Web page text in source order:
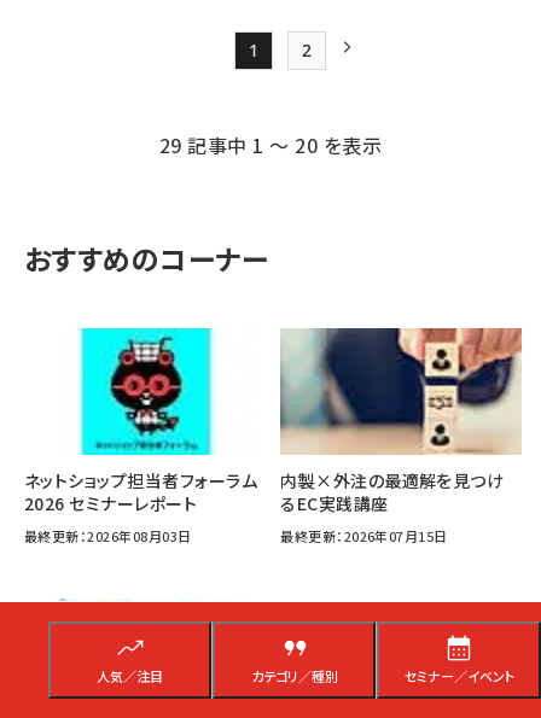
人気／注目 カテゴリ／種別 セミナー／イベント
ジ
1 2
29 記事中 1 ～ 20 を表示
おすすめのコーナー
ネットショップ担当者フォーラム
2026 セミナーレポート
最終更新：2026年08月03日
内製×外注の最適解を見つけ
るEC実践講座
最終更新：2026年07月15日